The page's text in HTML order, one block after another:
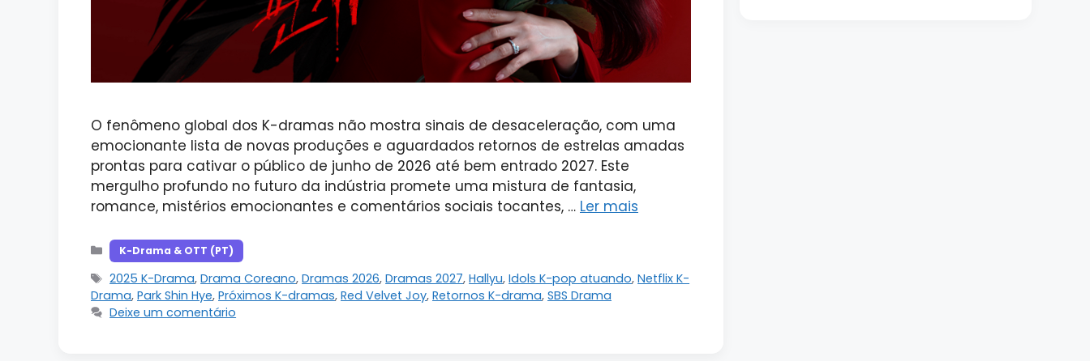
O fenômeno global dos K-dramas não mostra sinais de desaceleração, com uma
emocionante lista de novas produções e aguardados retornos de estrelas amadas
prontas para cativar o público de junho de 2026 até bem entrado 2027. Este
mergulho profundo no futuro da indústria promete uma mistura de fantasia,
romance, mistérios emocionantes e comentários sociais tocantes, … Ler mais
Categorias
K-Drama & OTT (PT)
Tags
2025 K-Drama,Drama Coreano,Dramas 2026,Dramas 2027,Hallyu,Idols K-pop atuando,Netflix K-
Drama, Park Shin Hye, Próximos K-dramas, Red Velvet Joy, Retornos K-drama, SBS Drama
Deixe um comentário